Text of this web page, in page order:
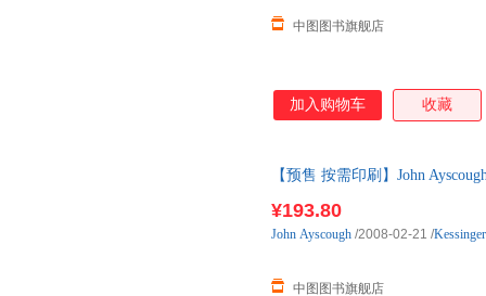
中图图书旗舰店
加入购物车 收藏
【预售 按需印刷】John
¥193.80
中图图书旗舰店
John Ayscough /2008-02-21 /